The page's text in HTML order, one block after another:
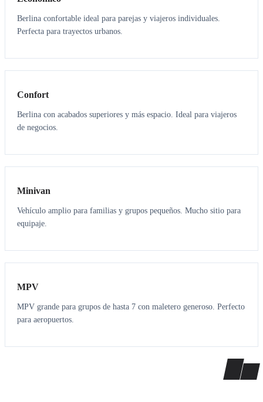
Berlina confortable ideal para parejas y viajeros individuales.
Perfecta para trayectos urbanos.
3 3
Confort
Berlina con acabados superiores y más espacio. Ideal para viajeros
de negocios.
6 5
Minivan
Vehículo amplio para familias y grupos pequeños. Mucho sitio para
equipaje.
7 7
MPV
MPV grande para grupos de hasta 7 con maletero generoso. Perfecto
para aeropuertos.